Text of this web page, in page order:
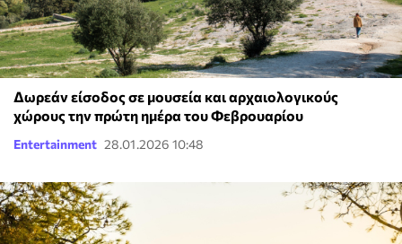
Δωρεάν είσοδος σε μουσεία και αρχαιολογικούς
χώρους την πρώτη ημέρα του Φεβρουαρίου
Entertainment 28.01.2026 10:48